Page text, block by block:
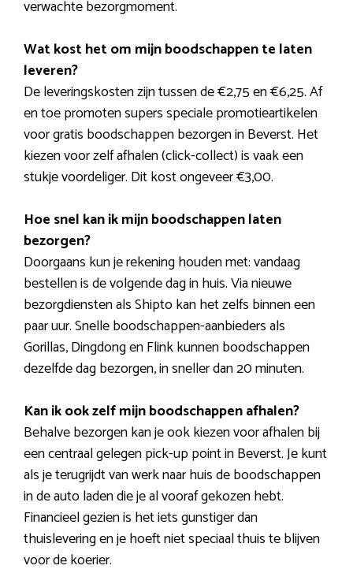
verwachte bezorgmoment.
Wat kost het om mijn boodschappen te laten
leveren?
De leveringskosten zijn tussen de €2,75 en €6,25. Af
en toe promoten supers speciale promotieartikelen
voor gratis boodschappen bezorgen in Beverst. Het
kiezen voor zelf afhalen (click-collect) is vaak een
stukje voordeliger. Dit kost ongeveer €3,00.
Hoe snel kan ik mijn boodschappen laten
bezorgen?
Doorgaans kun je rekening houden met: vandaag
bestellen is de volgende dag in huis. Via nieuwe
bezorgdiensten als Shipto kan het zelfs binnen een
paar uur. Snelle boodschappen-aanbieders als
Gorillas, Dingdong en Flink kunnen boodschappen
dezelfde dag bezorgen, in sneller dan 20 minuten.
Kan ik ook zelf mijn boodschappen afhalen?
Behalve bezorgen kan je ook kiezen voor afhalen bij
een centraal gelegen pick-up point in Beverst. Je kunt
als je terugrijdt van werk naar huis de boodschappen
in de auto laden die je al vooraf gekozen hebt.
Financieel gezien is het iets gunstiger dan
thuislevering en je hoeft niet speciaal thuis te blijven
voor de koerier.